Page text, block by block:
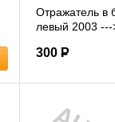
Отражатель в
левый 2003 ---
300 Р